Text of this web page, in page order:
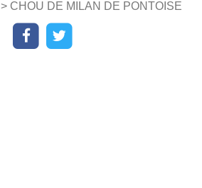
> CHOU DE MILAN DE PONTOISE